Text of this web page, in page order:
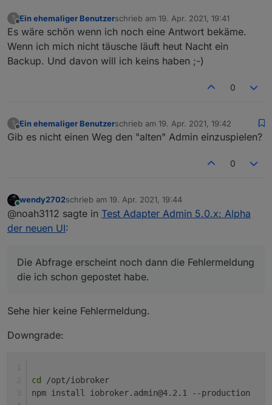
?
Offline
Ein ehemaliger Benutzerschrieb am 19. Apr. 2021, 19:41
zuletzt editiert von
Es wäre schön wenn ich noch eine Antwort bekäme.
Wenn ich mich nicht täusche läuft heut Nacht ein
Backup. Und davon will ich keins haben ;-)
0
?
Offline
Ein ehemaliger Benutzerschrieb am 19. Apr. 2021, 19:42
zuletzt editiert von
Gib es nicht einen Weg den "alten" Admin einzuspielen?
0
Online
wendy2702schrieb am 19. Apr. 2021, 19:44
zuletzt editiert von
@noah3112 sagte in Test Adapter Admin 5.0.x: Alpha
der neuen UI:
Die Abfrage erscheint noch dann die Fehlermeldung
die ich schon gepostet habe.
Sehe hier keine Fehlermeldung.
Downgrade:
cd
/opt/iobroker
npm install iobroker.admin@4.2.1 --production